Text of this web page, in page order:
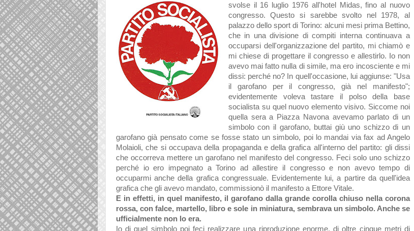
svolse il 16 luglio 1976 all'hotel Midas, fino al nuovo
congresso. Questo si sarebbe svolto nel 1978, al
palazzo dello sport di Torino: alcuni mesi prima Bettino,
che in una divisione di compiti interna continuava a
occuparsi dell'organizzazione del partito, mi chiamò e
mi chiese di progettare il congresso e allestirlo. Io non
avevo mai fatto nulla di simile, maero incosciente e mi
dissi: perché no? In quell'occasione, lui aggiunse: "Usa
il garofano per il congresso, già nel manifesto";
evidentemente voleva tastare il polso della base
socialista su quel nuovo elemento visivo. Siccome noi
quella sera a Piazza Navona avevamo parlato di un
simbolo con il garofano, buttai giù uno schizzo di un
garofano già pensato come se fosse stato un simbolo, poi lo mandai via fax ad Angelo
Molaioli, che si occupava della propaganda e della grafica all'interno del partito: gli dissi
che occorreva mettere un garofano nel manifesto del congresso. Feci solo uno schizzo
perché io ero impegnato a Torino ad allestire il congresso e non avevo tempo di
occuparmi anche della grafica congressuale. Evidentemente lui, a partire da quell'idea
grafica che gli avevo mandato, commissionò il manifesto a Ettore Vitale.
E in effetti, in quel manifesto, il garofano dalla grande corolla chiuso nella corona
rossa, con falce, martello, libro e sole in miniatura, sembrava un simbolo. Anche se
ufficialmente non lo era.
Io di quel simbolo poi feci realizzare una riproduzione enorme, di oltre cinque metri di